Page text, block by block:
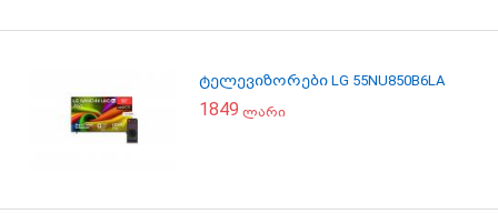
ტელევიზორები LG 55NU850B6LA
1849 ლარი